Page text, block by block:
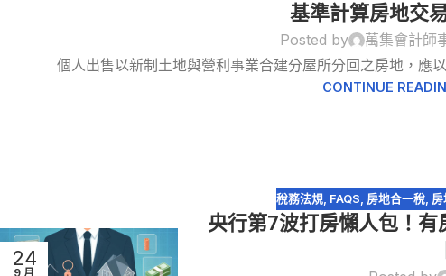
基準計算房地交
Posted by
萬集會計師
個人出售以新制土地與營利事業合建分屋所分回之房地，應
CONTINUE
24
9 月
稅務法規, FAQS 房地合一稅,
央行第7波打房懶人包！